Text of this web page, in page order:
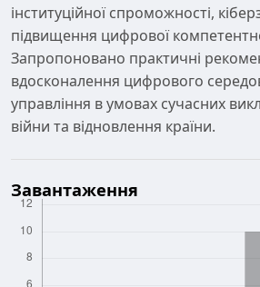
інституційної спроможності,
підвищення цифрової
Запропоновано практичні
вдосконалення цифрового
управління в умовах сучасних
війни та відновлення країни.
Завантаження